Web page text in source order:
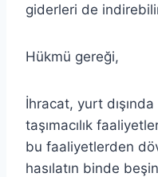
giderleri de
Hükmü gereği,
İhracat, yurt
taşımacılık
bu faaliyetlerden
hasılatın binde